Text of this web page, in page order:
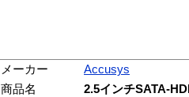
メーカー
Accusys
商品名
2.5インチSATA-